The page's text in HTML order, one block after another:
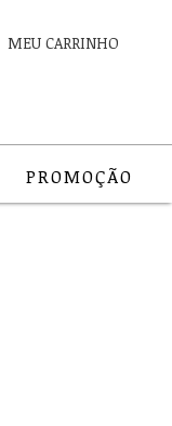
MEU CARRINHO
PROMOÇÃO